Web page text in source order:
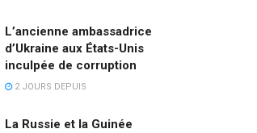
L’ancienne ambassadrice
d’Ukraine aux États-Unis
inculpée de corruption
2 JOURS DEPUIS
La Russie et la Guinée